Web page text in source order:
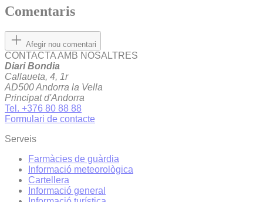
Comentaris
Afegir nou comentari
CONTACTA AMB NOSALTRES
Diari Bondia
Callaueta, 4, 1r
AD500 Andorra la Vella
Principat d'Andorra
Tel. +376 80 88 88
Formulari de contacte
Serveis
Farmàcies de guàrdia
Informació meteorològica
Cartellera
Informació general